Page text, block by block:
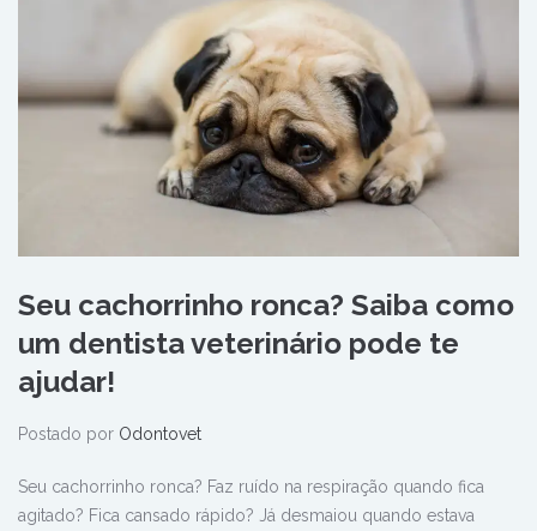
Seu cachorrinho ronca? Saiba como
um dentista veterinário pode te
ajudar!
Postado por Odontovet
Seu cachorrinho ronca? Faz ruído na respiração quando fica
agitado? Fica cansado rápido? Já desmaiou quando estava